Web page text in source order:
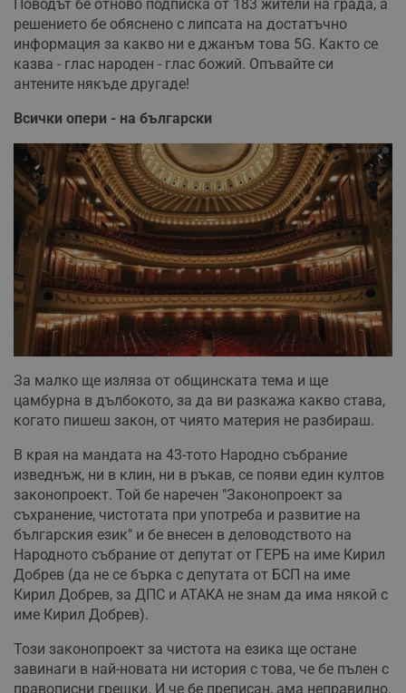
Поводът бе отново подписка от 183 жители на града, а
решението бе обяснено с липсата на достатъчно
информация за какво ни е джанъм това 5G. Както се
казва - глас народен - глас божий. Опъвайте си
антените някъде другаде!
Всички опери - на български
За малко ще изляза от общинската тема и ще
цамбурна в дълбокото, за да ви разкажа какво става,
когато пишеш закон, от чиято материя не разбираш.
В края на мандата на 43-тото Народно събрание
изведнъж, ни в клин, ни в ръкав, се появи един култов
законопроект. Той бе наречен "Законопроект за
съхранение, чистотата при употреба и развитие на
българския език" и бе внесен в деловодството на
Народното събрание от депутат от ГЕРБ на име Кирил
Добрев (да не се бърка с депутата от БСП на име
Кирил Добрев, за ДПС и АТАКА не знам да има някой с
име Кирил Добрев).
Този законопроект за чистота на езика ще остане
завинаги в най-новата ни история с това, че бе пълен с
правописни грешки. И че бе преписан, ама неправилно.
Таргетиране Функционалност
Некласифицирани
Строго необходимо
Ефективност
Таргетиране
Функционалност
Некласифицирани
Строго необходимите бисквитки позволяват основната
функционалност на уебсайта, като потребителско
влизане и управление на акаунта. Уебсайтът не може да
се използва правилно без строго необходими
Име Доставчик/Домейн
до
__RequestVerificationToken
Microsoft
Corporation
www.dunavmost.com